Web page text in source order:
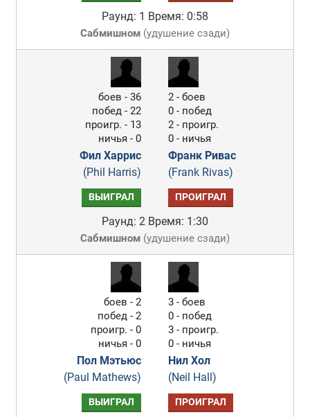
Раунд: 1 Время: 0:58
Сабмишном(удушение сзади)
боев - 36
побед - 22
проигр. - 13
ничья - 0
Фил Харрис
(Phil Harris)
2 - боев
0 - побед
2 - проигр.
0 - ничья
Франк Ривас
(Frank Rivas)
ВЫИГРАЛ ПРОИГРАЛ
Раунд: 2 Время: 1:30
Сабмишном(удушение сзади)
боев - 2
побед - 2
проигр. - 0
ничья - 0
Пол Мэтьюс
(Paul Mathews)
3 - боев
0 - побед
3 - проигр.
0 - ничья
Нил Хол
(Neil Hall)
ВЫИГРАЛ ПРОИГРАЛ